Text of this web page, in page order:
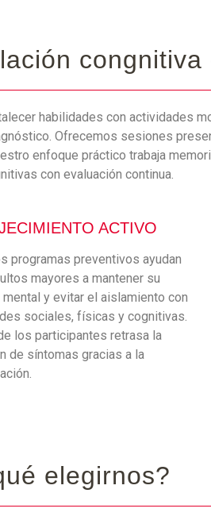
congnitiva
habilidades con actividades
Ofrecemos sesiones
enfoque práctico trabaja
con evaluación continua.
ACTIVO
programas preventivos ayudan
mayores a mantener su
y evitar el aislamiento con
sociales, físicas y cognitivas.
los participantes retrasa la
de síntomas gracias a la
elegirnos?